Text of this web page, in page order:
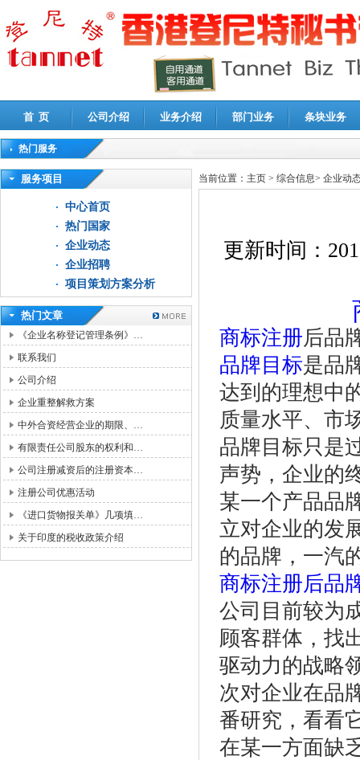
首 页 公司介绍 业务介绍 部门业务 条块业务
热门服务
高新技术企业认定审计|企业所得税汇算清缴申报鉴证
服务项目
中心首页
热门国家
企业动态
企业招聘
项目策划方案分析
热门文章
《企业名称登记管理条例》…
联系我们
公司介绍
企业重整解救方案
中外合资经营企业的期限、…
有限责任公司股东的权利和…
公司注册减资后的注册资本…
注册公司优惠活动
《进口货物报关单》几项填…
关于印度的税收政策介绍
当前位置： 主页 > 综合信息> 企业动
更新时间：
商标注册后品
品牌目标是品
达到的理想中
质量水平、市
品牌目标只是
声势，企业的
某一个产品品
立对企业的发
的品牌，一汽
商标注册后品
公司目前较为
顾客群体，找
驱动力的战略
次对企业在品
番研究，看看
在某一方面缺